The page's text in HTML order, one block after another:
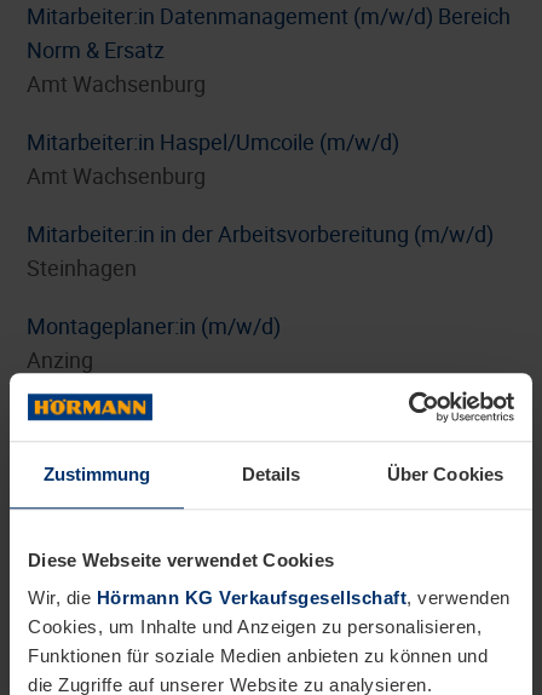
Zustimmung Details Über Cookies
Diese Webseite verwendet Cookies
Wir, die Hörmann KG Verkaufsgesellschaft, verwenden
Cookies, um Inhalte und Anzeigen zu personalisieren,
Funktionen für soziale Medien anbieten zu können und
die Zugriffe auf unserer Website zu analysieren.
Mitarbeiter:in Datenmanagement (m/w/d) Bereich
Norm & Ersatz
Amt Wachsenburg
Mitarbeiter:in Haspel/Umcoile (m/w/d)
Amt Wachsenburg
Mitarbeiter:in in der Arbeitsvorbereitung (m/w/d)
Steinhagen
Montageplaner:in (m/w/d)
Anzing
Personalreferent:in Benefits und HR-Marketing
(m/w/d)
Steinhagen
Steinhagen
Pflichtpraktikum oder Werkstudententätigkeit